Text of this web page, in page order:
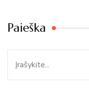
Paieška